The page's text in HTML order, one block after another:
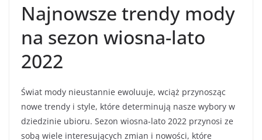
Najnowsze trendy mody
na sezon wiosna-lato
2022
Świat mody nieustannie ewoluuje, wciąż przynosząc
nowe trendy i style, które determinują nasze wybory w
dziedzinie ubioru. Sezon wiosna-lato 2022 przynosi ze
sobą wiele interesujących zmian i nowości, które